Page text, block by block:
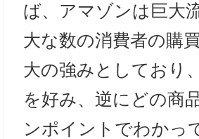
ば、アマゾンは巨大
大な数の消費者の購
大の強みとしており
を好み、逆にどの商
ンポイントでわかっ